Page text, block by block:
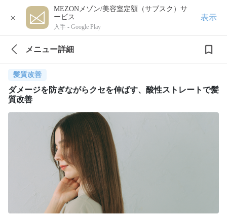
×
MEZONメゾン/美容室定額（サブスク）サ
ービス
入手 - Google Play
表示
メニュー詳細
髪質改善
ダメージを防ぎながらクセを伸ばす、酸性ストレートで髪
質改善